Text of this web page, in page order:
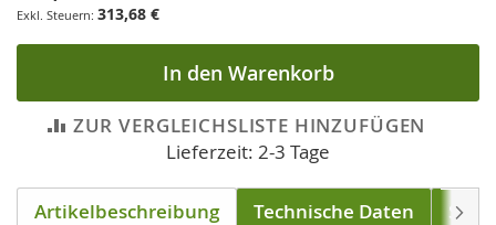
313,68 €
In den Warenkorb
ZUR VERGLEICHSLISTE HINZUFÜGEN
Lieferzeit: 2-3 Tage
Artikelbeschreibung Technische Daten